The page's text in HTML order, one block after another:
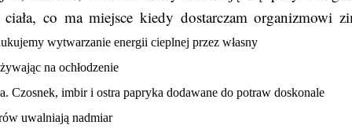
co ma miejsce kiedy dostarczam organizmowi
wytwarzanie energii cieplnej przez własny
na ochłodzenie
Czosnek, imbir i ostra papryka dodawane do potraw doskonale
uwalniają nadmiar